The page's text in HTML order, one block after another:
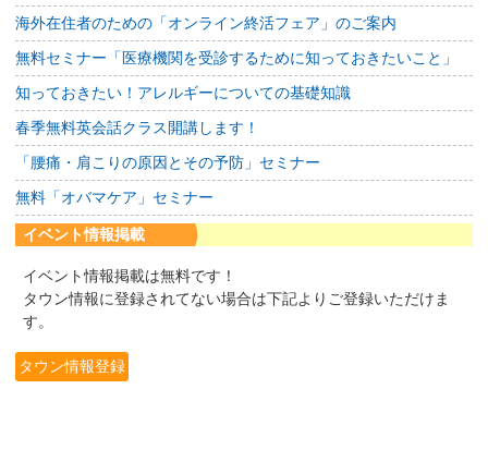
海外在住者のための「オンライン終活フェア」のご案内
無料セミナー「医療機関を受診するために知っておきたいこと」
知っておきたい！アレルギーについての基礎知識
春季無料英会話クラス開講します！
「腰痛・肩こりの原因とその予防」セミナー
無料「オバマケア」セミナー
イベント情報掲載
イベント情報掲載は無料です！
タウン情報に登録されてない場合は下記よりご登録いただけま
す。
タウン情報登録